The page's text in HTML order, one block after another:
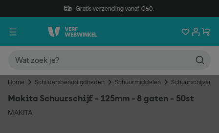
Gratis verzending vanaf €50,-
Home Schildersbenodigdheden Schuurmiddelen Schuurschijven
Makita Schuurschijf - 125mm - 8 gaten - 50st
MAKITA